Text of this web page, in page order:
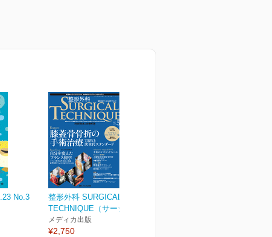
No.3
整形外科 SURGICAL
TECHNIQUE（サージカ...
メディカ出版
¥2,750